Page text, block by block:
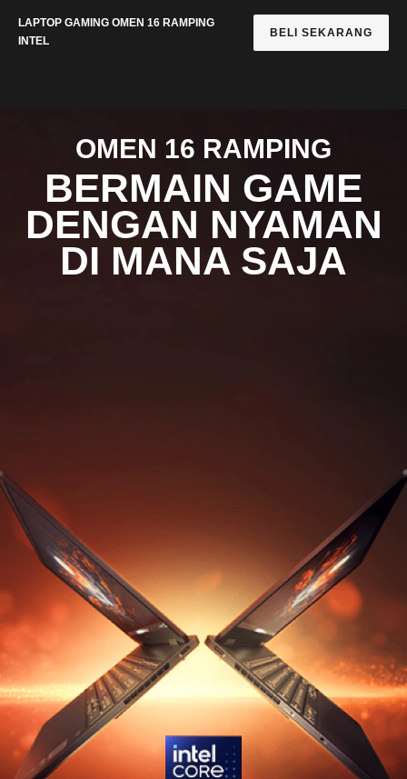
LAPTOP GAMING OMEN 16 RAMPING
INTEL
BELI SEKARANG
OMEN 16 RAMPING
BERMAIN GAME
DENGAN NYAMAN
DI MANA SAJA